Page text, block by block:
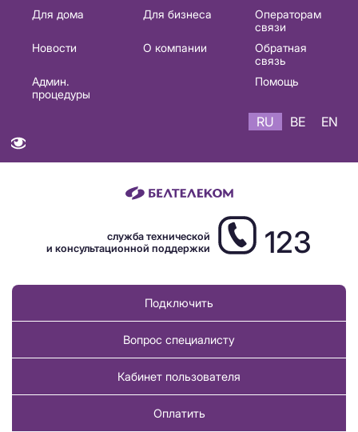
Основная
навигация
Для дома Для бизнеса
Операторам
связи
Новости
О компании
Обратная
связь
Админ.
процедуры
Помощь
RU BE EN
служба технической
и консультационной поддержки
123
Подключить
Вопрос специалисту
Кабинет пользователя
Оплатить